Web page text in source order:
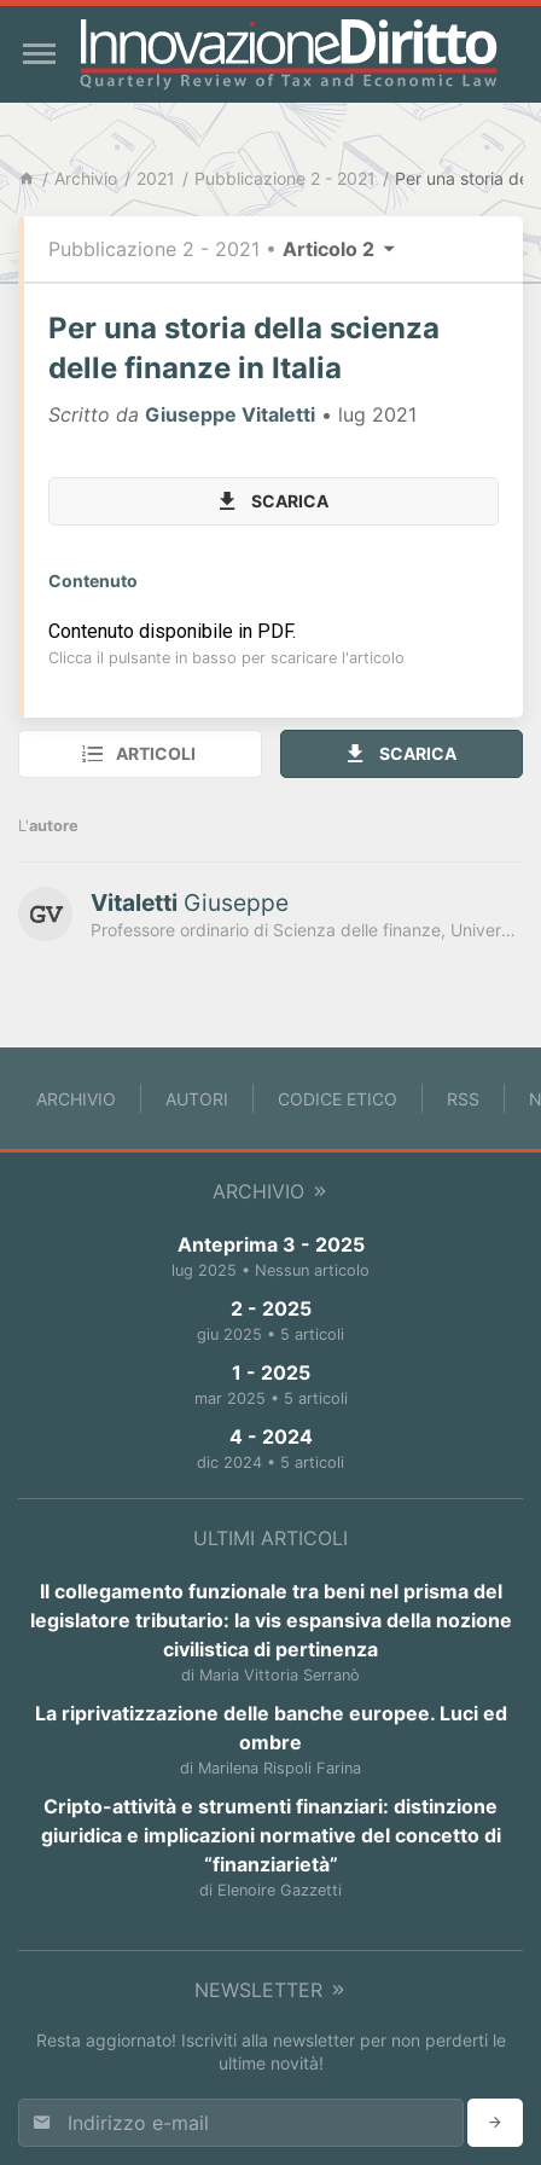
Archivio 2021 Pubblicazione 2 - 2021
Pubblicazione 2 - 2021 • Articolo 2
Per una storia della scienza
delle finanze in Italia
Scritto da Giuseppe Vitaletti • lug 2021
SCARICA
Contenuto
Contenuto disponibile in PDF.
Clicca il pulsante in basso per scaricare l'articolo
ARTICOLI SCARICA
L'autore
Vitaletti Giuseppe
Professore ordinario di Scienza delle finanze, Università della Tuscia, Viterbo
ARCHIVIO AUTORI CODICE ETICO RSS
ARCHIVIO
Anteprima 3 - 2025
lug 2025 • Nessun articolo
2 - 2025
giu 2025 • 5 articoli
1 - 2025
mar 2025 • 5 articoli
4 - 2024
dic 2024 • 5 articoli
ULTIMI ARTICOLI
Il collegamento funzionale tra beni nel prisma del
legislatore tributario: la vis espansiva della nozione
civilistica di pertinenza
di Maria Vittoria Serranò
La riprivatizzazione delle banche europee. Luci ed
ombre
di Marilena Rispoli Farina
Cripto-attività e strumenti finanziari: distinzione
giuridica e implicazioni normative del concetto di
“finanziarietà”
di Elenoire Gazzetti
NEWSLETTER
Resta aggiornato! Iscriviti alla newsletter per non perderti le
ultime novità!